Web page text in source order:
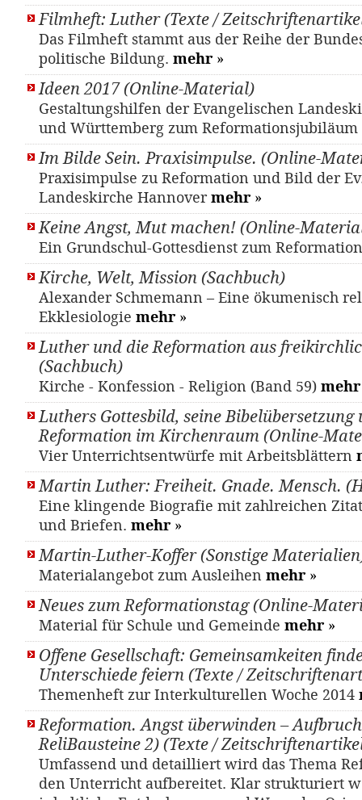
Filmheft: Luther (Texte /
Das Filmheft stammt aus der Reihe der
politische Bildung. mehr »
Ideen 2017 (Online-Material)
Gestaltungshilfen der Evangelischen
und Württemberg zum Reformationsjubiläum
Im Bilde Sein. Praxisimpulse. (Online-
Praxisimpulse zu Reformation und Bild der
Landeskirche Hannovermehr »
Keine Angst, Mut machen! (Online-
Ein Grundschul-Gottesdienst zum
Kirche, Welt, Mission (Sachbuch)
Alexander Schmemann – Eine ökumenisch
Ekklesiologie mehr »
Luther und die Reformation aus
(Sachbuch)
Kirche - Konfession - Religion (Band 59) mehr
Luthers Gottesbild, seine Bibelübersetzung
Reformation im Kirchenraum (Online-
Vier Unterrichtsentwürfe mit Arbeitsblättern
Martin Luther: Freiheit. Gnade. Mensch.
Eine klingende Biografie mit zahlreichen
und Briefen. mehr »
Martin-Luther-Koffer (Sonstige
Materialangebot zum Ausleihen mehr »
Neues zum Reformationstag (Online-
Material für Schule und Gemeinde mehr »
Offene Gesellschaft: Gemeinsamkeiten
Unterschiede feiern (Texte /
Themenheft zur Interkulturellen Woche 2014
Reformation. Angst überwinden –
ReliBausteine 2) (Texte /
Umfassend und detailliert wird das Thema
den Unterricht aufbereitet. Klar strukturiert